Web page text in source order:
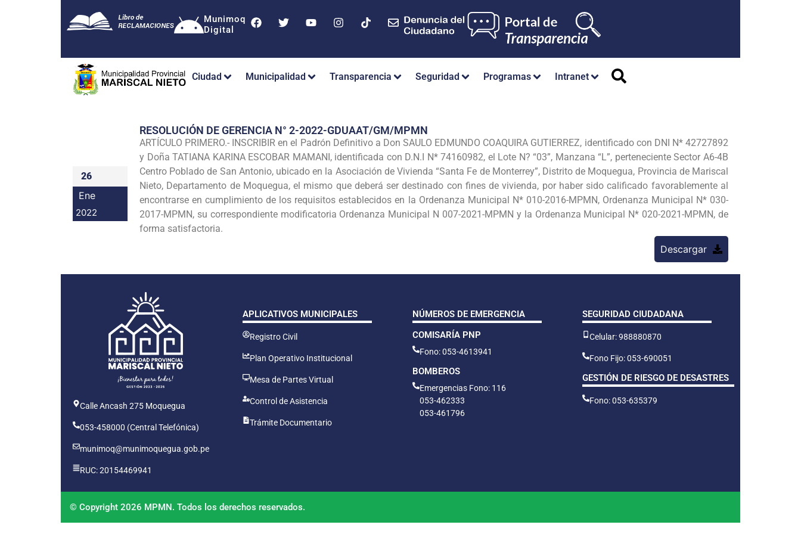
Munimoq
Digital
Ciudad Municipalidad Transparencia Seguridad Programas Intranet
26
Ene
2022
RESOLUCIÓN DE GERENCIA N° 2-2022-GDUAAT/GM/MPMN
ARTÍCULO PRIMERO.- INSCRIBIR en el Padrón Definitivo a Don SAULO EDMUNDO COAQUIRA GUTIERREZ, identificado con DNI N* 42727892
y Doña TATIANA KARINA ESCOBAR MAMANI, identificada con D.N.I N* 74160982, el Lote N? “03”, Manzana “L”, perteneciente Sector A6-4B
Centro Poblado de San Antonio, ubicado en la Asociación de Vivienda “Santa Fe de Monterrey”, Distrito de Moquegua, Provincia de Mariscal
Nieto, Departamento de Moquegua, el mismo que deberá ser destinado con fines de vivienda, por haber sido calificado favorablemente al
encontrarse en cumplimiento de los requisitos establecidos en la Ordenanza Municipal N* 010-2016-MPMN, Ordenanza Municipal N* 030-
2017-MPMN, su correspondiente modificatoria Ordenanza Municipal N 007-2021-MPMN y la Ordenanza Municipal N* 020-2021-MPMN, de
forma satisfactoria.
Descargar
Calle Ancash 275 Moquegua
053-458000 (Central Telefónica)
munimoq@munimoquegua.gob.pe
RUC: 20154469941
APLICATIVOS MUNICIPALES
Registro Civil
Plan Operativo Institucional
Mesa de Partes Virtual
Control de Asistencia
Trámite Documentario
NÚMEROS DE EMERGENCIA
COMISARÍA PNP
Fono: 053-4613941
BOMBEROS
Emergencias Fono: 116
053-462333
053-461796
SEGURIDAD CIUDADANA
Celular: 988880870
Fono Fijo: 053-690051
GESTIÓN DE RIESGO DE DESASTRES
Fono: 053-635379
© Copyright 2026 MPMN. Todos los derechos reservados.